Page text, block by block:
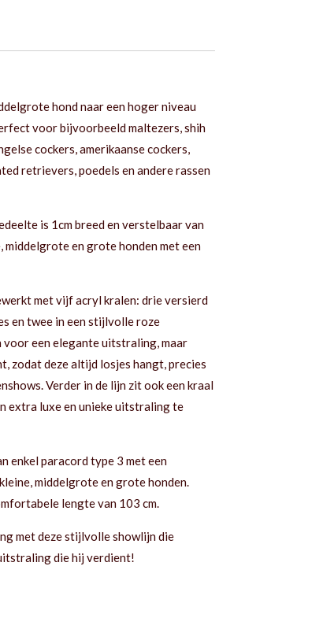
hond naar een hoger niveau
voor bijvoorbeeld maltezers, shih
cockers, amerikaanse cockers,
retrievers, poedels en andere rassen
is 1cm breed en verstelbaar van
en grote honden met een
met vijf acryl kralen: drie versierd
en twee in een stijlvolle roze
voor een elegante uitstraling, maar
zodat deze altijd losjes hangt, precies
Verder in de lijn zit ook een kraal
extra luxe en unieke uitstraling te
enkel paracord type 3 met een
middelgrote en grote honden.
lengte van 103 cm.
met deze stijlvolle showlijn die
die hij verdient!